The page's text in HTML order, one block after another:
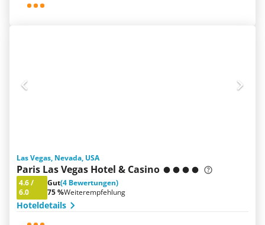
Las Vegas, Nevada, USA
Paris Las Vegas Hotel & Casino
4.6/
6.0
Gut(4 Bewertungen)
75 %Weiterempfehlung
Hoteldetails